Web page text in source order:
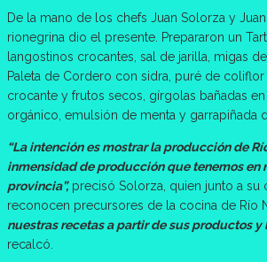
De la mano de los chefs Juan Solorza y
rionegrina dio el presente. Prepararon un
langostinos crocantes, sal de jarilla, migas
Paleta de Cordero con sidra, puré de
crocante y frutos secos, gírgolas bañadas
orgánico, emulsión de menta y garrapiñada
“La intención es mostrar la producción de
inmensidad de producción que tenemos en
provincia”,precisó Solorza, quien junto a su
reconocen precursores de la cocina de Río
nuestras recetas a partir de sus productos y
recalcó.